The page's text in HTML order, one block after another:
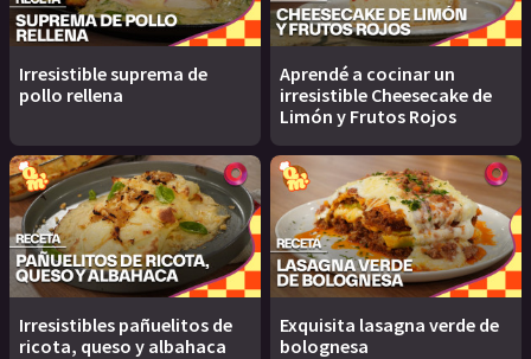
Irresistible suprema de
pollo rellena
Aprendé a cocinar un
irresistible Cheesecake de
Limón y Frutos Rojos
Irresistibles pañuelitos de
ricota, queso y albahaca
Exquisita lasagna verde de
bolognesa